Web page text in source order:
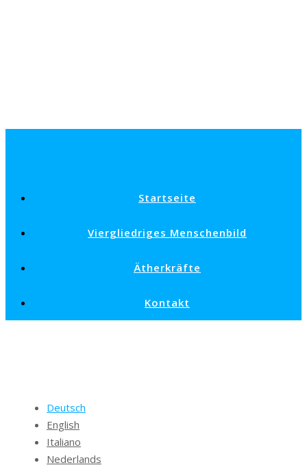
Startseite
Viergliedriges Menschenbild
Ätherkräfte
Kontakt
Deutsch
English
Italiano
Nederlands